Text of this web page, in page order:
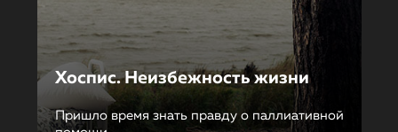
Хоспис. Неизбежность жизни
Пришло время знать правду о паллиативной